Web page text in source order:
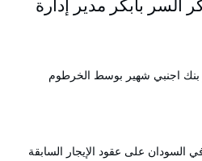
السر بابكر مدير إدارة
بنك اجنبي شهير بوسط الخرطوم
السودان على عقود الإيجار السابقة